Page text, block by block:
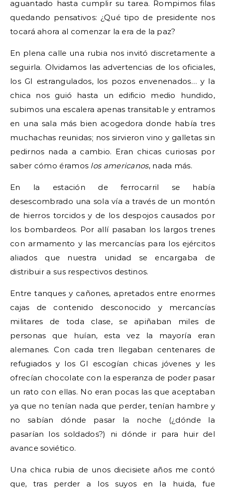
aguantado hasta cumplir su tarea. Rompimos filas
quedando pensativos: ¿Qué tipo de presidente nos
tocará ahora al comenzar la era de la paz?
En plena calle una rubia nos invitó discretamente a
seguirla. Olvidamos las advertencias de los oficiales,
los GI estrangulados, los pozos envenenados… y la
chica nos guió hasta un edificio medio hundido,
subimos una escalera apenas transitable y entramos
en una sala más bien acogedora donde había tres
muchachas reunidas; nos sirvieron vino y galletas sin
pedirnos nada a cambio. Eran chicas curiosas por
saber cómo éramos los americanos, nada más.
En la estación de ferrocarril se había
desescombrado una sola vía a través de un montón
de hierros torcidos y de los despojos causados por
los bombardeos. Por allí pasaban los largos trenes
con armamento y las mercancías para los ejércitos
aliados que nuestra unidad se encargaba de
distribuir a sus respectivos destinos.
Entre tanques y cañones, apretados entre enormes
cajas de contenido desconocido y mercancías
militares de toda clase, se apiñaban miles de
personas que huían, esta vez la mayoría eran
alemanes. Con cada tren llegaban centenares de
refugiados y los GI escogían chicas jóvenes y les
ofrecían chocolate con la esperanza de poder pasar
un rato con ellas. No eran pocas las que aceptaban
ya que no tenían nada que perder, tenían hambre y
no sabían dónde pasar la noche (¿dónde la
pasarían los soldados?) ni dónde ir para huir del
avance soviético.
Una chica rubia de unos diecisiete años me contó
que, tras perder a los suyos en la huida, fue